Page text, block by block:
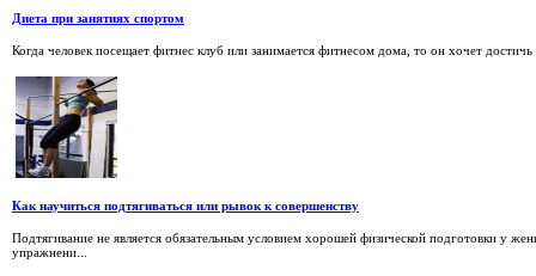
Диета при занятиях спортом
Когда человек посещает фитнес клуб или занимается фитнесом дома, то он хочет
Как научиться подтягиваться или рывок к совершенству
Подтягивание не является обязательным условием хорошей физической подготовки у
упражнени...